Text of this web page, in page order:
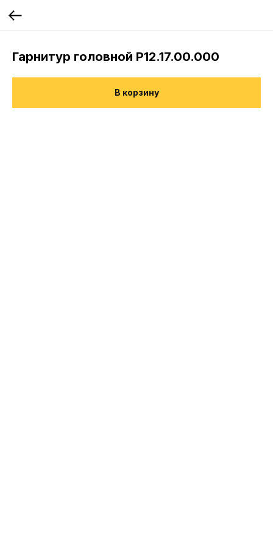
Гарнитур головной Р12.17.00.000
В корзину